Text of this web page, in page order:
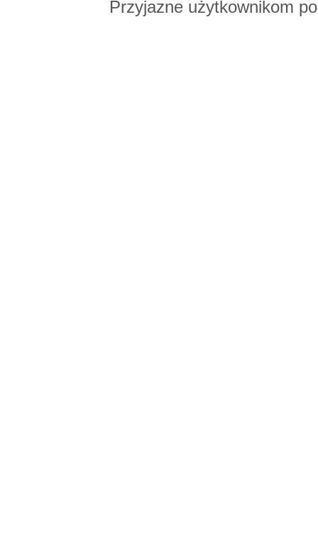
Przyjazne użytkownikom